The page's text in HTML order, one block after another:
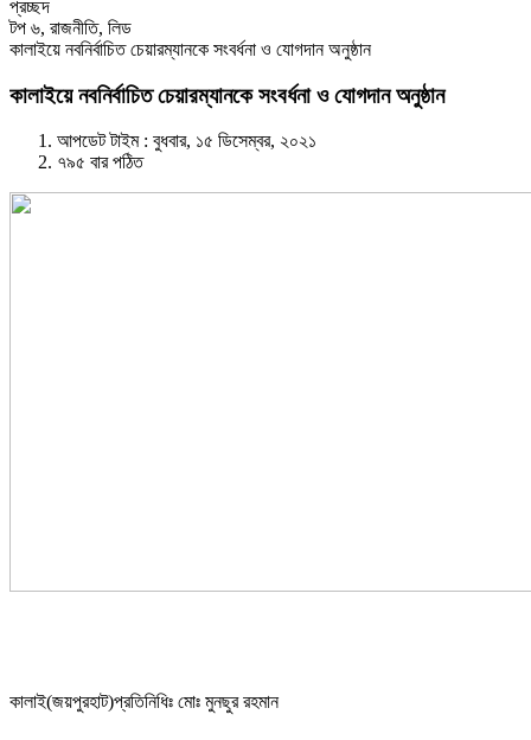
প্রচ্ছদ
টপ ৬, রাজনীতি, লিড
কালাইয়ে নবনির্বাচিত চেয়ারম্যানকে সংবর্ধনা ও যোগদান অনুষ্ঠান
কালাইয়ে নবনির্বাচিত চেয়ারম্যানকে সংবর্ধনা ও যোগদান অনুষ্ঠান
আপডেট টাইম : বুধবার, ১৫ ডিসেম্বর, ২০২১
৭৯৫ বার পঠিত
কালাই(জয়পুরহাট)প্রতিনিধিঃ মোঃ মুনছুর রহমান